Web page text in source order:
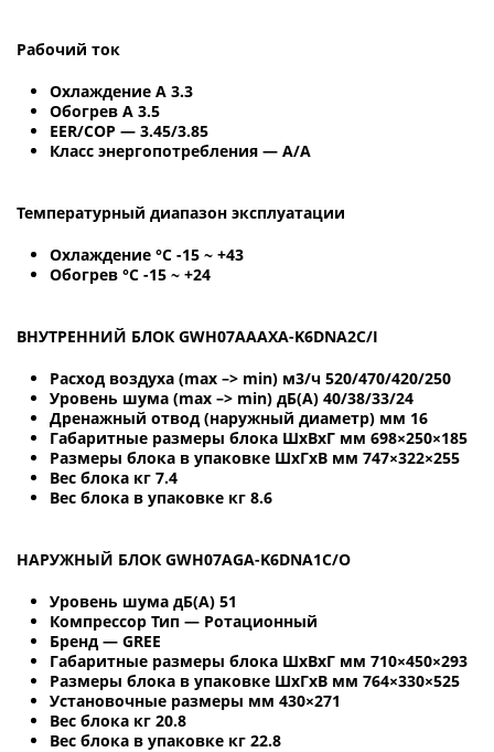
Рабочий ток
Охлаждение A 3.3
Обогрев A 3.5
EER/COP — 3.45/3.85
Класс энергопотребления — A/A
Температурный диапазон эксплуатации
Охлаждение °С -15 ~ +43
Обогрев °С -15 ~ +24
ВНУТРЕННИЙ БЛОК GWH07AAAXA-K6DNA2C/I
Расход воздуха (max –> min) м3/ч 520/470/420/250
Уровень шума (max –> min) дБ(А) 40/38/33/24
Дренажный отвод (наружный диаметр) мм 16
Габаритные размеры блока ШхВхГ мм 698×250×185
Размеры блока в упаковке ШхГхВ мм 747×322×255
Вес блока кг 7.4
Вес блока в упаковке кг 8.6
НАРУЖНЫЙ БЛОК GWH07AGA-K6DNA1C/O
Уровень шума дБ(А) 51
Компрессор Тип — Ротационный
Бренд — GREE
Габаритные размеры блока ШхВхГ мм 710×450×293
Размеры блока в упаковке ШхГхВ мм 764×330×525
Установочные размеры мм 430×271
Вес блока кг 20.8
Вес блока в упаковке кг 22.8